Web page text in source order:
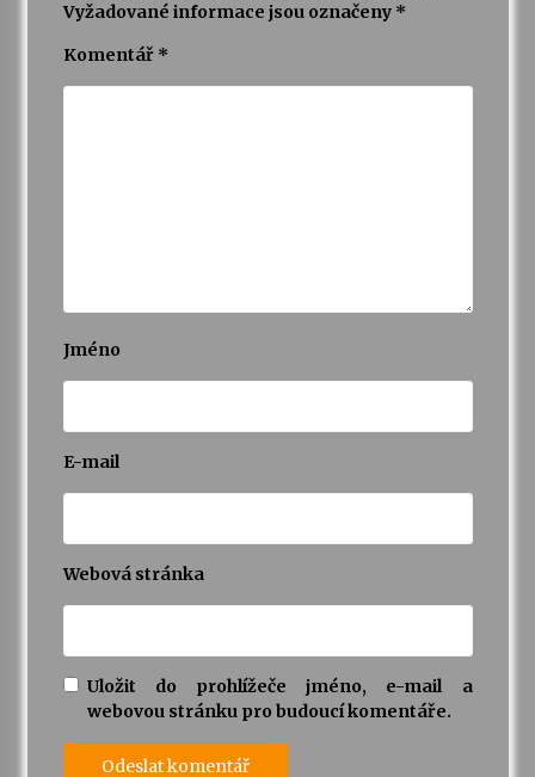
Za kulturou kousek za Humpolec. V Želivě ožije
Vyžadované informace jsou označeny *
Komentář *
Jméno
E-mail
Webová stránka
Uložit do prohlížeče jméno, e-mail a
webovou stránku pro budoucí komentáře.